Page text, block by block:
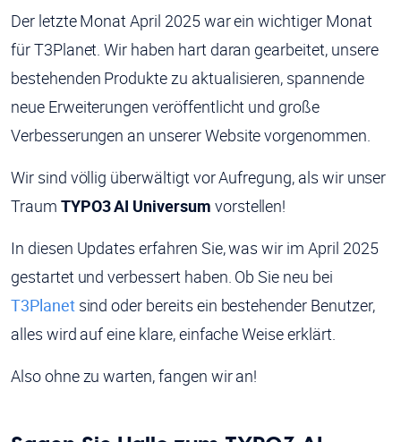
Der letzte Monat April 2025 war ein wichtiger Monat
für T3Planet. Wir haben hart daran gearbeitet, unsere
bestehenden Produkte zu aktualisieren, spannende
neue Erweiterungen veröffentlicht und große
Verbesserungen an unserer Website vorgenommen.
Wir sind völlig überwältigt vor Aufregung, als wir unser
Traum TYPO3 AI Universum vorstellen!
In diesen Updates erfahren Sie, was wir im April 2025
gestartet und verbessert haben. Ob Sie neu bei
T3Planetsind oder bereits ein bestehender Benutzer,
alles wird auf eine klare, einfache Weise erklärt.
Also ohne zu warten, fangen wir an!